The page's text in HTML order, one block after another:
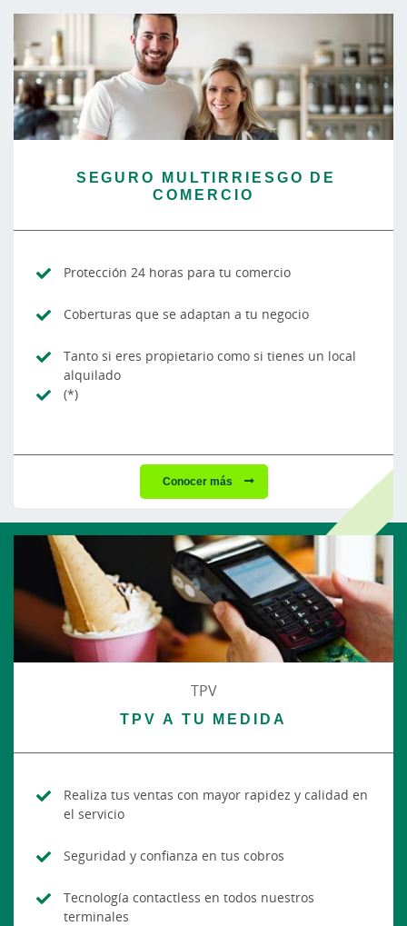
SEGURO MULTIRRIESGO DE
COMERCIO
Protección 24 horas para tu comercio
Coberturas que se adaptan a tu negocio
Tanto si eres propietario como si tienes un local
alquilado
(*)
Conocer más
TPV
TPV A TU MEDIDA
Realiza tus ventas con mayor rapidez y calidad en
el servicio
Seguridad y confianza en tus cobros
Tecnología contactless en todos nuestros
terminales